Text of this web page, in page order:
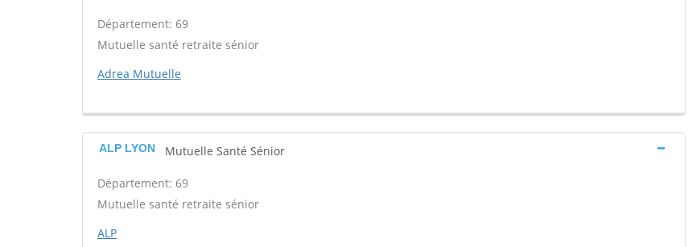
Département: 69
Mutuelle santé retraite sénior
Adrea Mutuelle
ALP LYON Mutuelle Santé Sénior
Département: 69
Mutuelle santé retraite sénior
ALP